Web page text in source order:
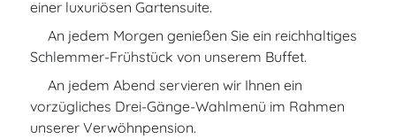
einer luxuriösen Gartensuite.
An jedem Morgen genießen Sie ein reichhaltiges
Schlemmer-Frühstück von unserem Buffet.
An jedem Abend servieren wir Ihnen ein
vorzügliches Drei-Gänge-Wahlmenü im Rahmen
unserer Verwöhnpension.